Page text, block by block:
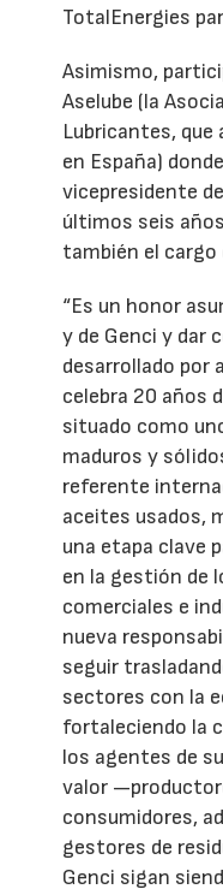
TotalEnergies
Asimismo,
Aselube (la
Lubricantes, que
en España)
vicepresidente
últimos seis
también el cargo
“Es un honor
y de Genci y dar
desarrollado por
celebra 20 años
situado como
maduros y
referente
aceites usados,
una etapa clave
en la gestión de
comerciales e
nueva
seguir
sectores con la
fortaleciendo la
los agentes de
valor
consumidores,
gestores de
Genci sigan